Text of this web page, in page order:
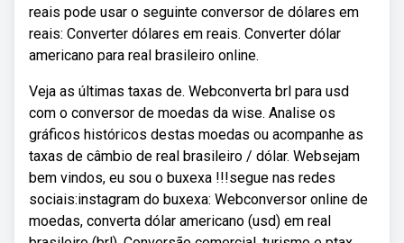
reais pode usar o seguinte conversor de dólares em
reais: Converter dólares em reais. Converter dólar
americano para real brasileiro online.
Veja as últimas taxas de. Webconverta brl para usd
com o conversor de moedas da wise. Analise os
gráficos históricos destas moedas ou acompanhe as
taxas de câmbio de real brasileiro / dólar. Websejam
bem vindos, eu sou o buxexa !!!segue nas redes
sociais:instagram do buxexa: Webconversor online de
moedas, converta dólar americano (usd) em real